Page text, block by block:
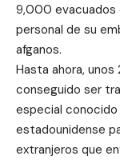
9,000 evacuados
personal de su
afganos.
Hasta ahora,
conseguido ser
especial conocido
estadounidense
extranjeros que